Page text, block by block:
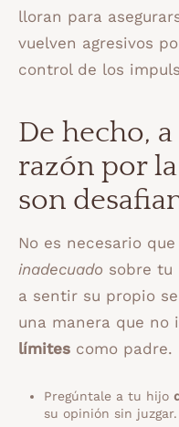
lloran para
vuelven agresivos
control de los
De hecho,
razón por
son
No es necesario
inadecuado sobre tu
a sentir su propio
una manera que no
límites como padre.
Pregúntale a tu hijo
su opinión sin juzgar.